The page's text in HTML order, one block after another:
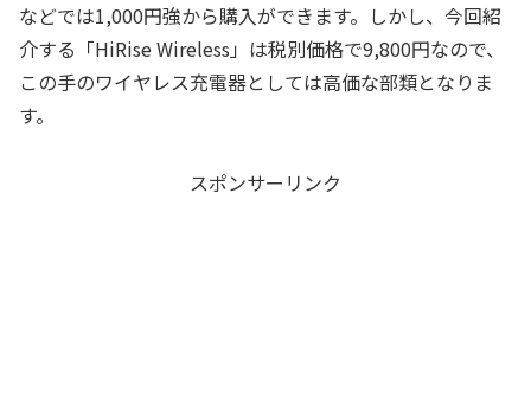
などでは1,000円強から購入ができます。しかし、今回紹
介する「HiRise Wireless」は税別価格で9,800円なので、
この手のワイヤレス充電器としては高価な部類となりま
す。
スポンサーリンク